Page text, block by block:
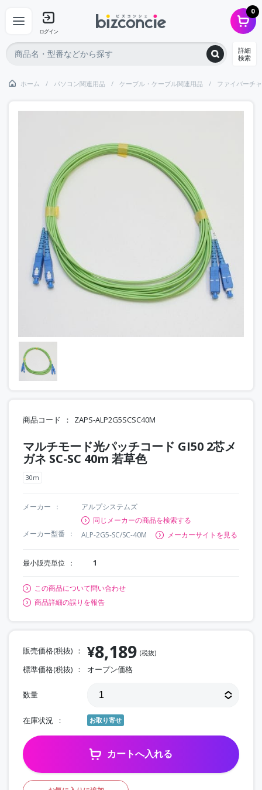
ログイン
0
詳細
検索
ホーム パソコン関連用品 ケーブル・ケーブル関連用品 ファイバーチ
商品コード ZAPS-ALP2G5SCSC40M
マルチモード光パッチコード GI50 2芯メ
ガネ SC-SC 40m 若草色
30m
メーカー
アルプシステムズ
同じメーカーの商品を検索する
メーカー型番
ALP-2G5-SC/SC-40M メーカーサイトを見る
最小販売単位 1
この商品について問い合わせ
商品詳細の誤りを報告
販売価格(税抜) ¥8,189 (税抜)
標準価格(税抜) オープン価格
数量
在庫状況 お取り寄せ
カートへ入れる